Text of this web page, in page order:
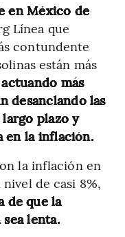
en México de
Línea que
contundente
están más
más
desanclando las
plazo y
en la inflación.
la inflación en
de casi 8%,
de que la
lenta.